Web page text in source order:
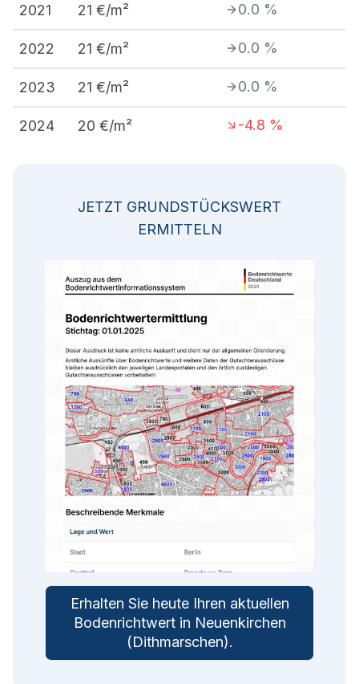
2021 21 €/m² 0.0 %
2022 21 €/m² 0.0 %
2023 21 €/m² 0.0 %
2024 20 €/m² -4.8 %
JETZT GRUNDSTÜCKSWERT
ERMITTELN
Erhalten Sie heute Ihren aktuellen
Bodenrichtwert in Neuenkirchen
(Dithmarschen).